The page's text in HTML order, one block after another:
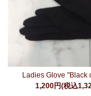
Ladies Glove "Black
1,200円(税込